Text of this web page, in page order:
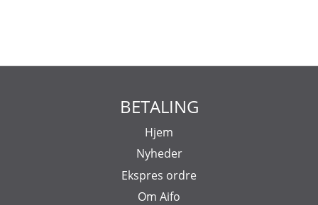
BETALING
Hjem
Nyheder
Ekspres ordre
Om Aifo